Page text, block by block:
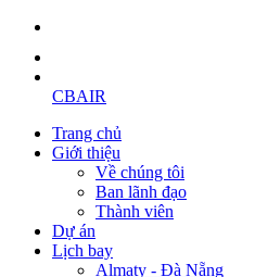
CBAIR
Trang chủ
Giới thiệu
Về chúng tôi
Ban lãnh đạo
Thành viên
Dự án
Lịch bay
Almaty - Đà Nẵng